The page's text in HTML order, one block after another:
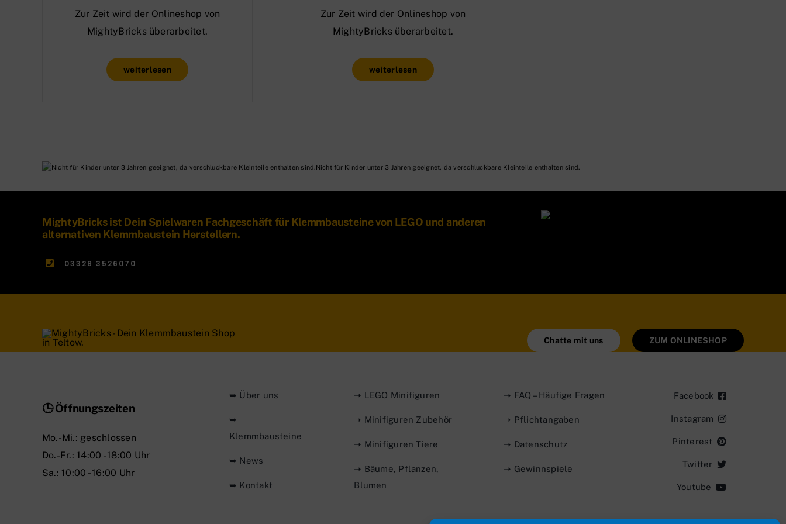
Zur Zeit wird der Onlineshop von
MightyBricks überarbeitet.
weiterlesen
Zur Zeit wird der Onlineshop von
MightyBricks überarbeitet.
weiterlesen
Nicht für Kinder unter 3 Jahren geeignet, da verschluckbare Kleinteile enthalten sind.
MightyBricks ist Dein Spielwaren Fachgeschäft für Klemmbausteine von LEGO und anderen
alternativen Klemmbaustein Herstellern.
03328 3526070
Chatte mit uns ZUM ONLINESHOP
🕒 Öffnungszeiten
Mo.-Mi.: geschlossen
Do.-Fr.: 14:00 - 18:00 Uhr
Sa.: 10:00 - 16:00 Uhr
➥ Über uns
➥
Klemmbausteine
➥ News
➥ Kontakt
➝ LEGO Minifiguren
➝ Minifiguren Zubehör
➝ Minifiguren Tiere
➝ Bäume, Pflanzen,
Blumen
➝ FAQ – Häufige Fragen
➝ Pflichtangaben
➝ Datenschutz
➝ Gewinnspiele
Facebook
Instagram
Pinterest
Twitter
Youtube